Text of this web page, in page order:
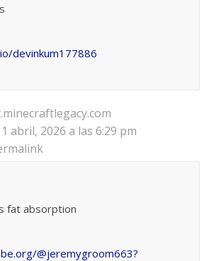
devinkum177886
abril, 2026 a las 6:29 pm
fat absorption
@jeremygroom663?